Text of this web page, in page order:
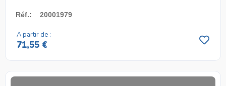
Réf.: 20001979
A partir de :
71,55 €